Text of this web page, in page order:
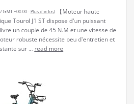
GMT +00:00 - Plus d’infos)
【Moteur haute
Tourol J1 ST dispose d'un puissant
un couple de 45 N.M et une vitesse de
robuste nécessite peu d'entretien et
sur ... read more